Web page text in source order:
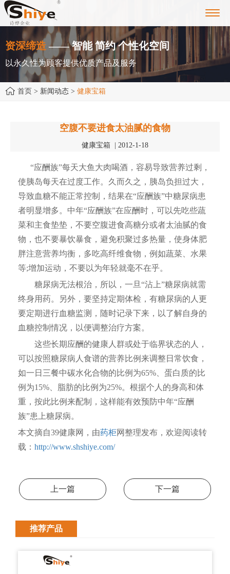
资深缔造 —— 智能 简约 个性化空间
以永久性为顾客提供优质产品及服务
首页 > 新闻动态 > 健康宝箱
空腹不要进食太油腻的食物
健康宝箱 | 2012-1-18
“应酬族”每天大鱼大肉喝酒，容易导致营养过剩，
使胰岛每天在过度工作。久而久之，胰岛负担过大，
导致血糖不能正常控制，结果在“应酬族”中糖尿病患
者明显增多。中年“应酬族”在应酬时，可以先吃些蔬
菜和主食垫垫，不要空腹进食高糖分或者太油腻的食
物，也不要暴饮暴食，避免积聚过多热量，使身体肥
胖注意营养均衡，多吃高纤维食物，例如蔬菜、水果
等;增加运动，不要以为年轻就毫不在乎。
糖尿病无法根治，所以，一旦“沾上”糖尿病就需
终身用药。另外，要坚持定期体检，有糖尿病的人更
要定期进行血糖监测，随时记录下来，以了解自身的
血糖控制情况，以便调整治疗方案。
这些长期应酬的健康人群或处于临界状态的人，
可以按照糖尿病人食谱的营养比例来调整日常饮食，
如一日三餐中碳水化合物的比例为65%、蛋白质的比
例为15%、脂肪的比例为25%。根据个人的身高和体
重，按此比例来配制，这样能有效预防中年“应酬
族”患上糖尿病。
本文摘自39健康网，由药柜网整理发布，欢迎阅读转
载： http://www.shshiye.com/
上一篇 下一篇
推荐产品